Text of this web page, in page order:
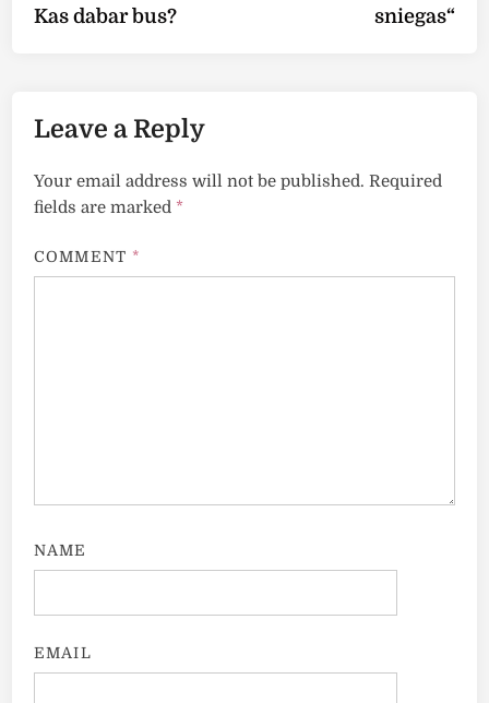
Kas dabar bus? sniegas“
Leave a Reply
Your email address will not be published. Required
fields are marked *
COMMENT *
NAME
EMAIL